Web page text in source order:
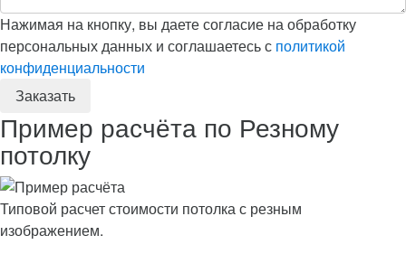
Нажимая на кнопку, вы даете согласие на обработку
персональных данных и соглашаетесь с политикой
конфиденциальности
Пример расчёта по Резному
потолку
Типовой расчет стоимости потолка с резным
изображением.